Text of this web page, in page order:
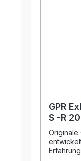
GPR
S -R
db
Originale